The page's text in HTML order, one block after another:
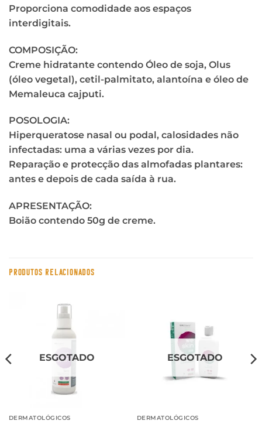
Proporciona comodidade aos espaços
interdigitais.
COMPOSIÇÃO:
Creme hidratante contendo Óleo de soja, Olus
(óleo vegetal), cetil-palmitato, alantoína e óleo de
Memaleuca cajputi.
POSOLOGIA:
Hiperqueratose nasal ou podal, calosidades não
infectadas: uma a várias vezes por dia.
Reparação e protecção das almofadas plantares:
antes e depois de cada saída à rua.
APRESENTAÇÃO:
Boião contendo 50g de creme.
PRODUTOS RELACIONADOS
ESGOTADO
DERMATOLÓGICOS
ESGOTADO
DERMATOLÓGICOS